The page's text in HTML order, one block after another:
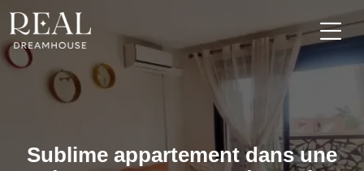
Sublime appartement dans une